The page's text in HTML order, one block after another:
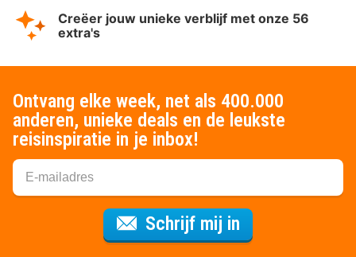
Creëer jouw unieke verblijf met onze 56
extra's
Ontvang elke week, net als 400.000
anderen, unieke deals en de leukste
reisinspiratie in je inbox!
Schrijf mij in